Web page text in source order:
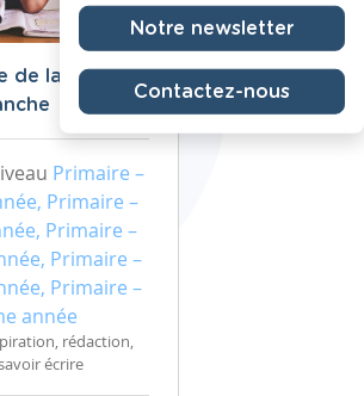
de la page
Primaire –
Primaire –
Primaire –
Primaire –
Primaire –
année
rédaction,
écrire
Notre newsletter
Contactez-nous